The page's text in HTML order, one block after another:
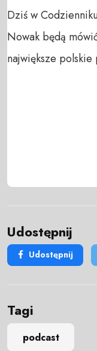
Dziś w
Nowak będą
największe polskie
Udostępnij
Udostępnij
Tagi
podcast